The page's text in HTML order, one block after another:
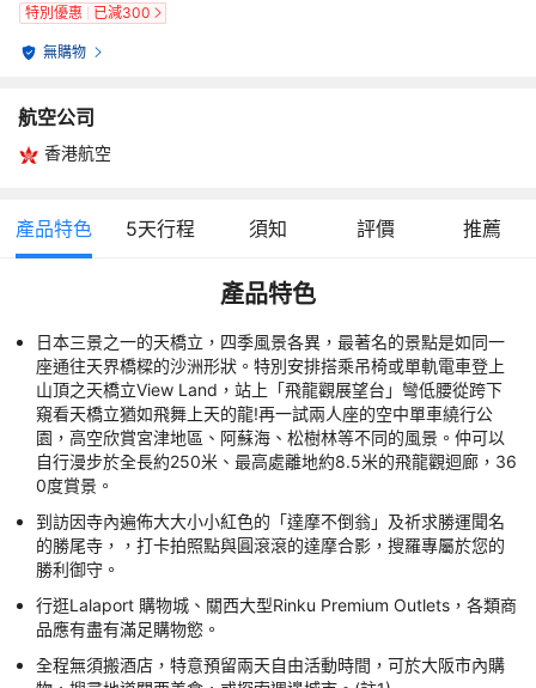
特別優惠
已減300
無購物
航空公司
香港航空
產品特色 5天行程 須知 評價 推薦
產品特色
日本三景之一的天橋立，四季風景各異，最著名的景點是如同一
座通往天界橋樑的沙洲形狀。特別安排搭乘吊椅或單軌電車登上
山頂之天橋立View Land，站上「飛龍觀展望台」彎低腰從跨下
窺看天橋立猶如飛舞上天的龍!再一試兩人座的空中單車繞行公
園，高空欣賞宮津地區、阿蘇海、松樹林等不同的風景。仲可以
自行漫步於全長約250米、最高處離地約8.5米的飛龍觀迴廊，36
0度賞景。
到訪因寺內遍佈大大小小紅色的「達摩不倒翁」及祈求勝運聞名
的勝尾寺，，打卡拍照點與圓滾滾的達摩合影，搜羅專屬於您的
勝利御守。
行逛Lalaport 購物城、關西大型Rinku Premium Outlets，各類商
品應有盡有滿足購物慾。
全程無須搬酒店，特意預留兩天自由活動時間，可於大阪市內購